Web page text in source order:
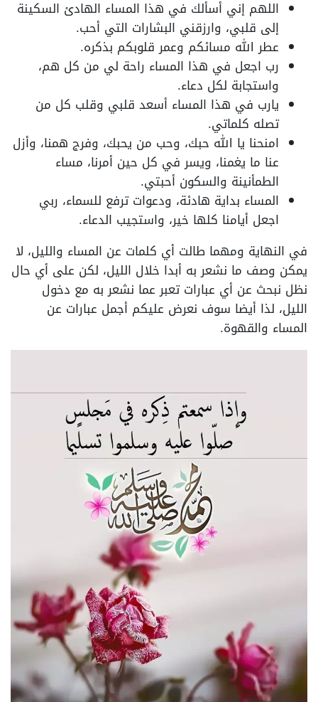
اللهم إني أسألك في هذا المساء الهادئ السكينة
إلى قلبي، وارزقني البشارات التي أحب.
عطر الله مسائكم وعمر قلوبكم بذكره.
رب اجعل في هذا المساء راحة لي من كل هم،
واستجابة لكل دعاء.
يارب في هذا المساء أسعد قلبي وقلب كل من
تصله كلماتي.
امنحنا يا الله حبك، وحب من يحبك، وفرج همنا، وأزل
عنا ما يغمنا، ويسر في كل حين أمرنا، مساء
الطمأنينة والسكون أحبتي.
المساء بداية هادئة، ودعوات ترفع للسماء، ربي
اجعل أيامنا كلها خير، واستجيب الدعاء.
في النهاية ومهما طالت أي كلمات عن المساء والليل، لا
يمكن وصف ما نشعر به أبدا خلال الليل، لكن على أي حال
نظل نبحث عن أي عبارات تعبر عما نشعر به مع دخول
الليل، لذا أيضا سوف نعرض عليكم أجمل عبارات عن
المساء والقهوة.